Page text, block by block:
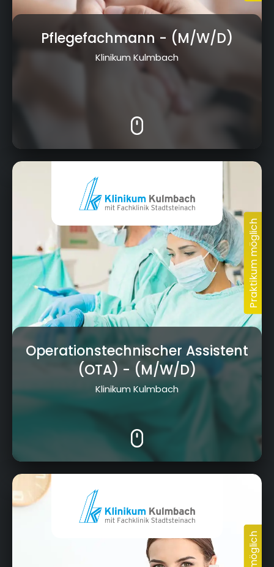
Pflegefachmann - (M/W/D)
Klinikum Kulmbach
Operationstechnischer Assistent
(OTA) - (M/W/D)
Klinikum Kulmbach